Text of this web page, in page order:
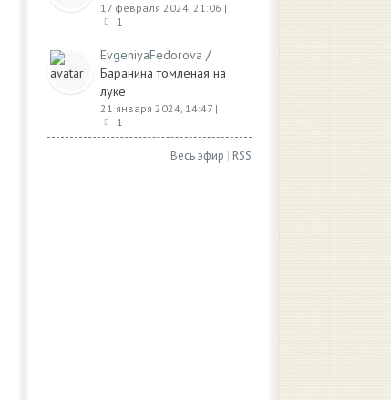
17 февраля 2024, 21:06 |
1
EvgeniyaFedorova /
Баранина томленая на
луке
21 января 2024, 14:47 |
1
Весь эфир | RSS